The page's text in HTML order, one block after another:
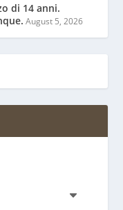
di 14 anni.
August 5, 2026
C